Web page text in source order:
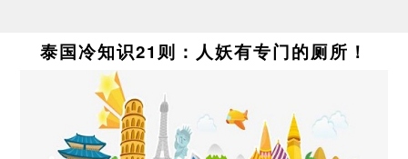
泰国冷知识21则：人妖有专门的厕所！